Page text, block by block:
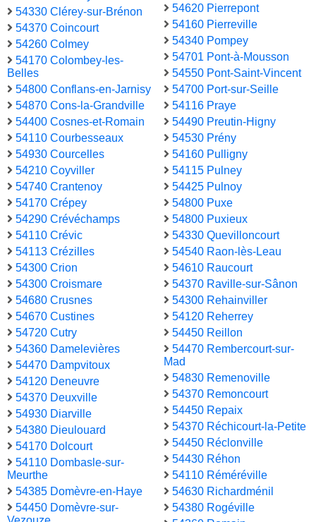
54330 Clérey-sur-Brénon
54370 Coincourt
54260 Colmey
54170 Colombey-les-
Belles
54800 Conflans-en-Jarnisy
54870 Cons-la-Grandville
54400 Cosnes-et-Romain
54110 Courbesseaux
54930 Courcelles
54210 Coyviller
54740 Crantenoy
54170 Crépey
54290 Crévéchamps
54110 Crévic
54113 Crézilles
54300 Crion
54300 Croismare
54680 Crusnes
54670 Custines
54720 Cutry
54360 Damelevières
54470 Dampvitoux
54120 Deneuvre
54370 Deuxville
54930 Diarville
54380 Dieulouard
54170 Dolcourt
54110 Dombasle-sur-
Meurthe
54385 Domèvre-en-Haye
54450 Domèvre-sur-
54620 Pierrepont
54160 Pierreville
54340 Pompey
54701 Pont-à-Mousson
54550 Pont-Saint-Vincent
54700 Port-sur-Seille
54116 Praye
54490 Preutin-Higny
54530 Prény
54160 Pulligny
54115 Pulney
54425 Pulnoy
54800 Puxe
54800 Puxieux
54330 Quevilloncourt
54540 Raon-lès-Leau
54610 Raucourt
54370 Raville-sur-Sânon
54300 Rehainviller
54120 Reherrey
54450 Reillon
54470 Rembercourt-sur-
Mad
54830 Remenoville
54370 Remoncourt
54450 Repaix
54370 Réchicourt-la-Petite
54450 Réclonville
54430 Réhon
54110 Réméréville
54630 Richardménil
54380 Rogéville